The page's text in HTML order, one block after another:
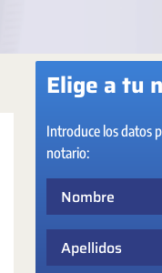
Elige a tu
Introduce los datos
notario: